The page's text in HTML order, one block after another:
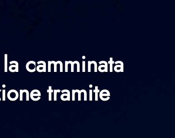
camminata
tramite